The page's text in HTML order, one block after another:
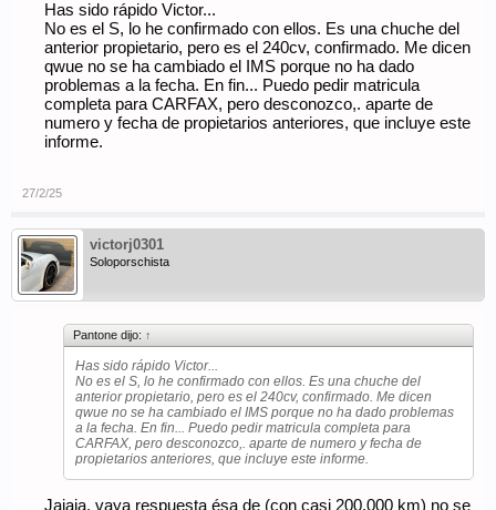
costaría más que si el coche estuviera en Madrid, Barcelona,
Valencia... a mí me pasó con un 964 que probé (y menos mal),
que estaba en Marbella y tuve que traerlo a Madrid (y pagar su
vuelta, porque vaya si lo devolví en ese caso).
Has sido rápido Victor...
No es el S, lo he confirmado con ellos. Es una chuche del
anterior propietario, pero es el 240cv, confirmado. Me dicen
qwue no se ha cambiado el IMS porque no ha dado
problemas a la fecha. En fin... Puedo pedir matricula
completa para CARFAX, pero desconozco,. aparte de
numero y fecha de propietarios anteriores, que incluye este
informe.
27/2/25
victorj0301
Soloporschista
Pantone dijo: ↑
Has sido rápido Victor...
No es el S, lo he confirmado con ellos. Es una chuche del
anterior propietario, pero es el 240cv, confirmado. Me dicen
qwue no se ha cambiado el IMS porque no ha dado problemas
a la fecha. En fin... Puedo pedir matricula completa para
CARFAX, pero desconozco,. aparte de numero y fecha de
propietarios anteriores, que incluye este informe.
Jajaja, vaya respuesta ésa de (con casi 200.000 km) no se